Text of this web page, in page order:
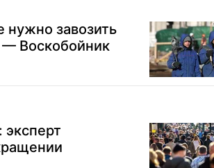
нужно завозить
— Воскобойник